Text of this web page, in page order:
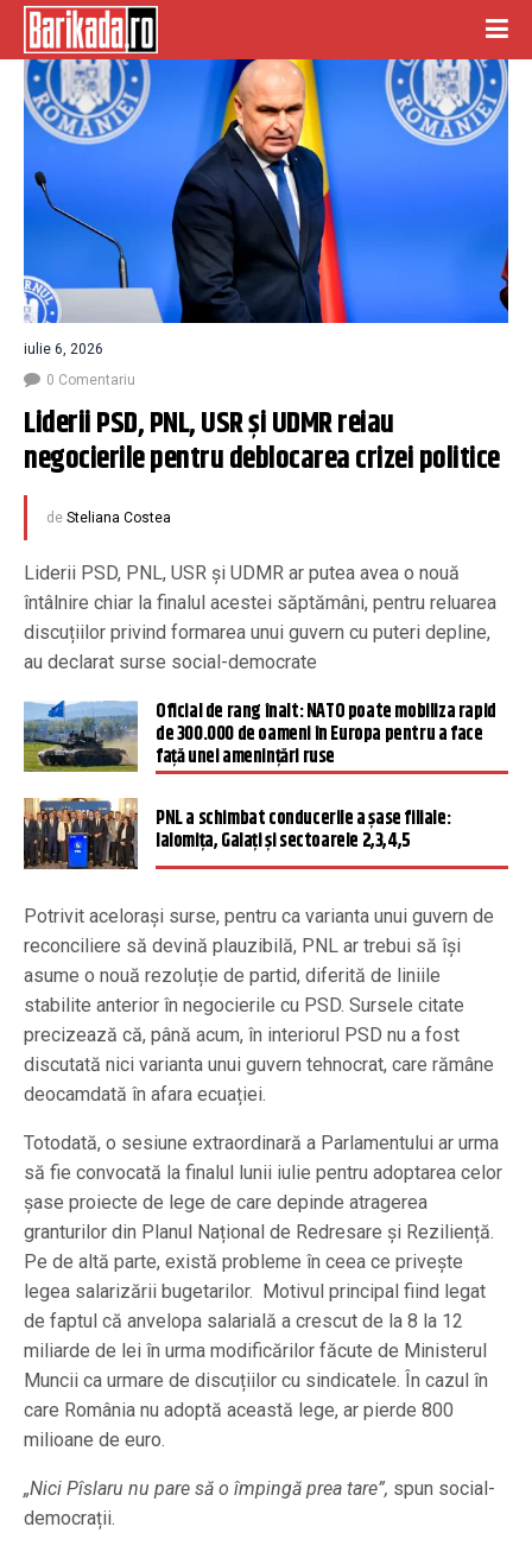
iulie 6, 2026
0 Comentariu
Liderii PSD, PNL, USR și UDMR reiau
negocierile pentru deblocarea crizei politice
de Steliana Costea
Liderii PSD, PNL, USR și UDMR ar putea avea o nouă
întâlnire chiar la finalul acestei săptămâni, pentru reluarea
discuțiilor privind formarea unui guvern cu puteri depline,
au declarat surse social-democrate
Oficial de rang înalt: NATO poate mobiliza rapid
de 300.000 de oameni în Europa pentru a face
faţă unei ameninţări ruse
PNL a schimbat conducerile a şase filiale:
Ialomiţa, Galaţi şi sectoarele 2,3,4,5
Potrivit acelorași surse, pentru ca varianta unui guvern de
reconciliere să devină plauzibilă, PNL ar trebui să își
asume o nouă rezoluție de partid, diferită de liniile
stabilite anterior în negocierile cu PSD. Sursele citate
precizează că, până acum, în interiorul PSD nu a fost
discutată nici varianta unui guvern tehnocrat, care rămâne
deocamdată în afara ecuației.
Totodată, o sesiune extraordinară a Parlamentului ar urma
să fie convocată la finalul lunii iulie pentru adoptarea celor
șase proiecte de lege de care depinde atragerea
granturilor din Planul Național de Redresare și Reziliență.
Pe de altă parte, există probleme în ceea ce privește
legea salarizării bugetarilor. Motivul principal fiind legat
de faptul că anvelopa salarială a crescut de la 8 la 12
miliarde de lei în urma modificărilor făcute de Ministerul
Muncii ca urmare de discuțiilor cu sindicatele. În cazul în
care România nu adoptă această lege, ar pierde 800
milioane de euro.
„Nici Pîslaru nu pare să o împingă prea tare”, spun social-
democrații.